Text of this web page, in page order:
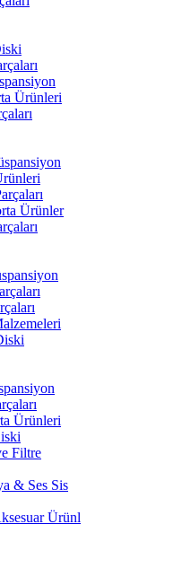
Ürünleri
Ürünler
Ürünleri
Filtre
& Ses Sis
Ürünl